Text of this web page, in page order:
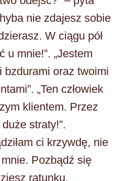
nie zdajesz sobie
W ciągu pół
u mnie!”. „Jestem
bzdurami oraz twoimi
„Ten człowiek
klientem. Przez
straty!”.
ci krzywdę, nie
Pozbądź się
ratunku,